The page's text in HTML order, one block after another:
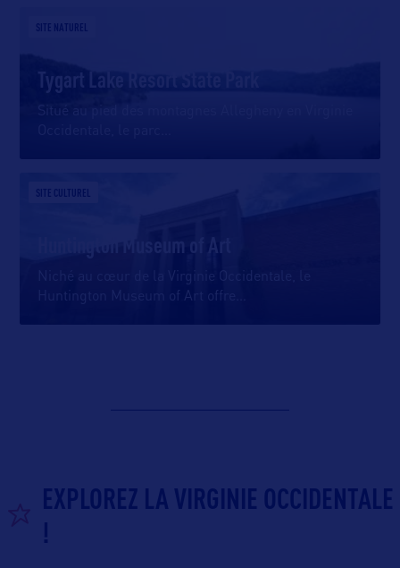
SITE NATUREL
Tygart Lake Resort State Park
Situé au pied des montagnes Allegheny en Virginie
SITE CULTUREL
Huntington Museum of Art
Niché au cœur de la Virginie Occidentale, le
Huntington Museum of Art offre
EXPLOREZ LA VIRGINIE OCCIDENTALE
!